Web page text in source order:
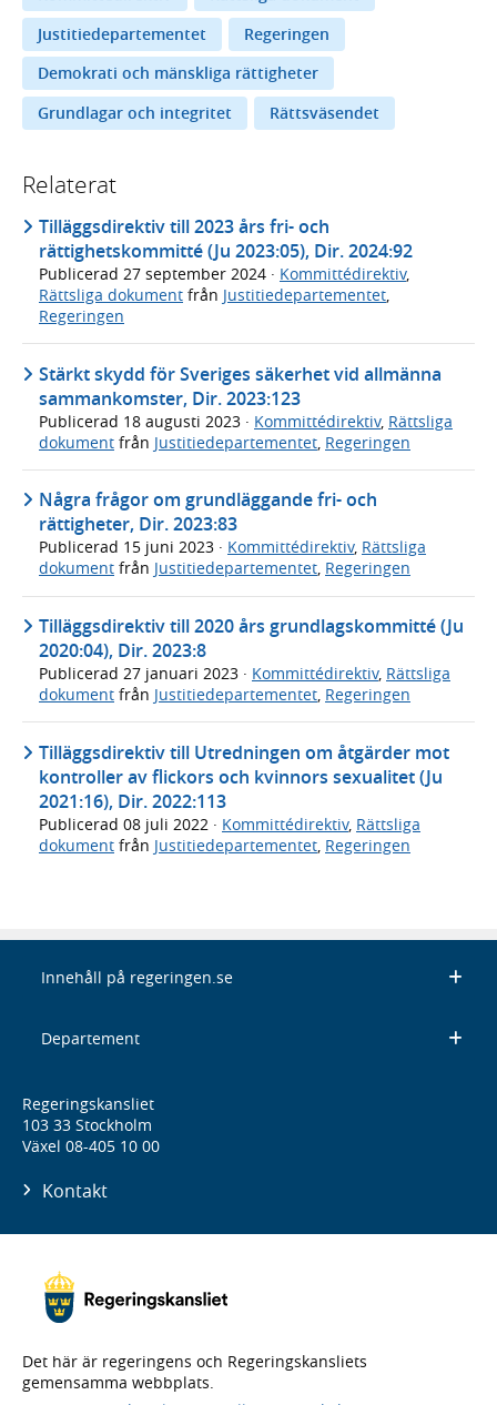
Justitiedepartementet
Regeringen
Demokrati och mänskliga rättigheter
Grundlagar och integritet
Rättsväsendet
Relaterat
Tilläggsdirektiv till 2023 års fri- och
rättighetskommitté (Ju 2023:05), Dir. 2024:92
Publicerad 27 september 2024 · Kommittédirektiv,
Rättsliga dokument från Justitiedepartementet,
Regeringen
Stärkt skydd för Sveriges säkerhet vid allmänna
sammankomster, Dir. 2023:123
Publicerad 18 augusti 2023 · Kommittédirektiv, Rättsliga
dokument från Justitiedepartementet Regeringen
Några frågor om grundläggande fri- och
rättigheter, Dir. 2023:83
Publicerad 15 juni 2023 · Kommittédirektiv, Rättsliga
dokument från Justitiedepartementet, Regeringen
Tilläggsdirektiv till 2020 års grundlagskommitté (Ju
2020:04), Dir. 2023:8
Publicerad 27 januari 2023 · Kommittédirektiv, Rättsliga
dokument från Justitiedepartementet, Regeringen
Tilläggsdirektiv till Utredningen om åtgärder mot
kontroller av flickors och kvinnors sexualitet (Ju
2021:16), Dir. 2022:113
Publicerad 08 juli 2022 · Kommittédirektiv, Rättsliga
dokument från Justitiedepartementet Regeringen
Innehåll på regeringen.se
Departement
Regeringskansliet
103 33 Stockholm
Växel 08-405 10 00
Kontakt
Det här är regeringens och Regeringskansliets
gemensamma webbplats.